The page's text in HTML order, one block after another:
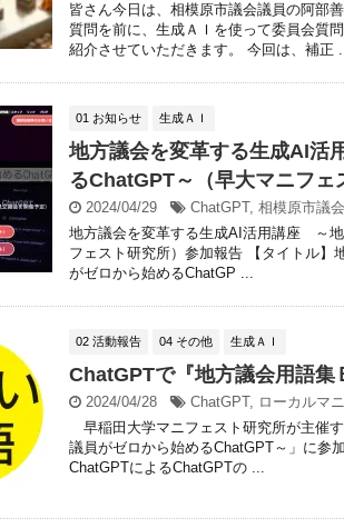
皆さん今日は、相模原市議会議員の阿部
質問を前に、生成ＡＩを使って委員会質
紹介させていただきます。 今回は、補正
01 お知らせ 生成ＡＩ
地方議会を変革する生成AI
るChatGPT～（早大マニフェ
2024/04/29 ChatGPT, 相模原市議会
地方議会を変革する生成AI活用講座 ～
フェスト研究所）参加報告 【タイトル
がゼロから始めるChatGP ...
02 活動報告 04 その他 生成ＡＩ
ChatGPTで『地方議会用語集
2024/04/28 ChatGPT, ローカルマ
早稲田大学マニフェスト研究所が主催
議員がゼロから始めるChatGPT～」に参
ChatGPTによるChatGPTの ...